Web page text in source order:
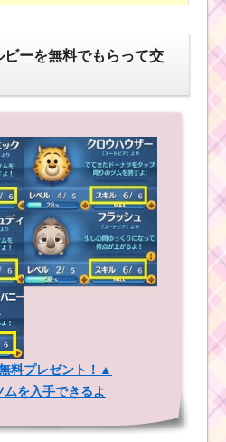
ーを無料でもらって交
料プレゼント！▲
ムを入手できるよ